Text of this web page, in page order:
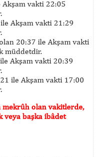
vakti 22:05
Akşam vakti 21:29
20:37 ile Akşam vakti
müddetdir.
Akşam vakti 20:39
ile Akşam vakti 17:00
mekrûh olan vakitlerde,
veya başka ibâdet